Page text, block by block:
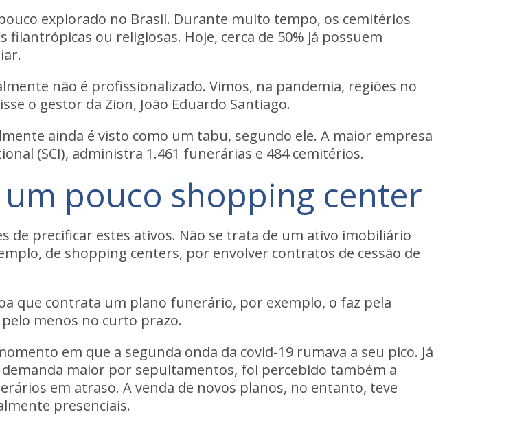
explorado no Brasil. Durante muito tempo, os cemitérios
ou religiosas. Hoje, cerca de 50% já possuem
.
não é profissionalizado. Vimos, na pandemia, regiões no
o gestor da Zion, João Eduardo Santiago.
ainda é visto como um tabu, segundo ele. A maior empresa
(SCI), administra 1.461 funerárias e 484 cemitérios.
pouco shopping center
de precificar estes ativos. Não se trata de um ativo imobiliário
de shopping centers, por envolver contratos de cessão de
que contrata um plano funerário, por exemplo, o faz pela
menos no curto prazo.
em que a segunda onda da covid-19 rumava a seu pico. Já
demanda maior por sepultamentos, foi percebido também a
em atraso. A venda de novos planos, no entanto, teve
presenciais.